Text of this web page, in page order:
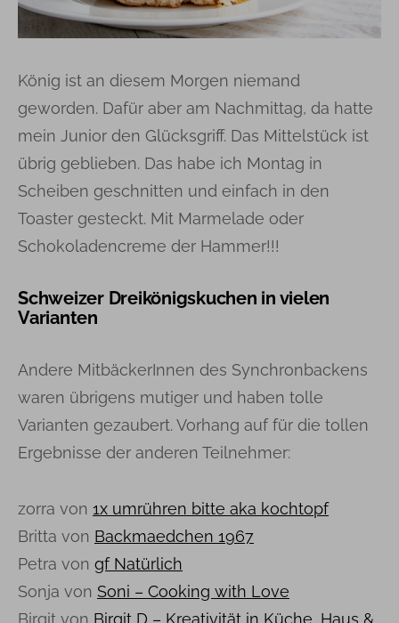
König ist an diesem Morgen niemand
geworden. Dafür aber am Nachmittag, da hatte
mein Junior den Glücksgriff. Das Mittelstück ist
übrig geblieben. Das habe ich Montag in
Scheiben geschnitten und einfach in den
Toaster gesteckt. Mit Marmelade oder
Schokoladencreme der Hammer!!!
Schweizer Dreikönigskuchen in vielen
Varianten
Andere MitbäckerInnen des Synchronbackens
waren übrigens mutiger und haben tolle
Varianten gezaubert. Vorhang auf für die tollen
Ergebnisse der anderen Teilnehmer:
zorra von 1x umrühren bitte aka kochtopf
Britta von Backmaedchen 1967
Petra von gf Natürlich
Sonja von Soni – Cooking with Love
Birgit von Birgit D – Kreativität in Küche, Haus &